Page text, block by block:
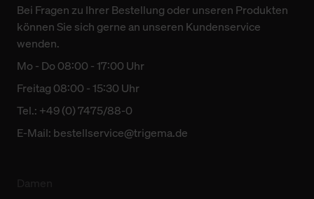
Bei Fragen zu Ihrer Bestellung oder unseren Produkten
können Sie sich gerne an unseren Kundenservice
wenden.
Mo - Do 08:00 - 17:00 Uhr
Freitag 08:00 - 15:30 Uhr
Tel.: +49 (0) 7475/88-0
E-Mail: bestellservice@trigema.de